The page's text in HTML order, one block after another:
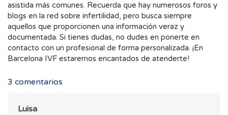
asistida más comunes. Recuerda que hay numerosos foros y
blogs en la red sobre infertilidad, pero busca siempre
aquellos que proporcionen una información veraz y
documentada. Si tienes dudas, no dudes en ponerte en
contacto con un profesional de forma personalizada. ¡En
Barcelona IVF estaremos encantados de atenderte!
3 comentarios
Luisa